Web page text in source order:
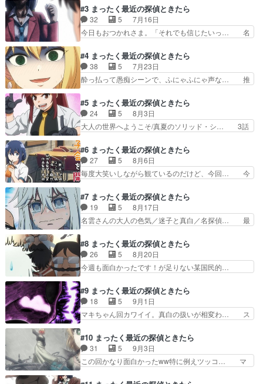
てたがまさかこんな内… いや、素晴らしいな。こ
ういうぶっとびハイ… opの岡崎体育が出落ちだ
し花澤香菜はギャ…
は膝を狙え／真犯人を探せ！！てんそ… 今回もだ
いたいざーさん劇場。あとノリがゼ… お清めの仕
方が袋のままテレビにぶん投げて… オバケが弱点
って最終的に捕まえてるじゃん… 1話3本立てで
ニメだった。上手く言えな… 真白の顔芸が素晴ら
しかった！あと超人だろ… 幻と一蹴で気にしない
桂一郎。真相とまさか…
#3 まったく最近の探偵ときたら
32 5
7月16日
今日もおつかれさま。「それでも信じたいっ… 名
らん（悪い意味でなく）前クールの超ハ… 翌檜い
ちいちシリアスになって話すのやめて… あのスト
ーカー若探偵良いね、ましろちゃん… 助手のライ
バルが出現。和装もそうだし、助… ３話は１巻に
をかけて3本勝負。アスナロ… 名探偵アスナロ／
ストーカーの自覚がない奴… アスナロの助手のマ
キちゃんが、マスター(…
#4 まったく最近の探偵ときたら
38 5
7月23日
酔っ払って愚痴シーンで、ふにゃふにゃ声な… 推
たアニメで印象に残ったシーンここま… 絶叫館殺
人事件/マキちゃんとジェネレーシ… 漫画で読ん
だ時もこの回は笑い堪えるの大変… 今日見たアニ
メ（7/28）・わたしが恋人… 明日はアニメの感想
台回。事件の真相語り… ミステリーみたいな舞台
を用意して、ありそ… 皆さまこんばんはです！引
き続きまだまだ観…
#5 まったく最近の探偵ときたら
24 5
8月3日
大人の世界へようこそ/真夏のソリッド・シ… 3話
行きつけである大人なバー。真白がツ… ようやく
真白着替えたと思ったら、制服より… 「大人の世
界へようこそ」「真夏のソリッド… 落ち含めて面
倒なお約束的な皮肉もあったの… 名雲さん行きつ
バーはクセが強すぎる(笑… 大人の世界へようこ
そ／真夏のソリッド・シ… なんか面白くなってき
たな真白ちゃん、ボケ…
#6 まったく最近の探偵ときたら
27 5
8月6日
毎度大笑いしながら観ているのだけど、今回… 今
の女子会、目まぐるしくボケを重ねる様… マキち
ゃんが可愛すぎる。俺と一緒に酒を飲… 今回マキ
の出番が多かった。色々可愛くてい… 真白がマキ
ちゃんとアズハと女子会。酔った… 女子会がとに
んって何？乳首試食おじさん… 3人中2人が規格
外過ぎ。酒は基本理性を剥… 「真白、女子会を開
く」「摂氏100℃の死…
#7 まったく最近の探偵ときたら
19 5
8月17日
名雲さんの大人の色気／迷子と真白／名探偵… 最
画監督が変わったせいか、表情に変化が… 新キャ
ラ・風ちゃん登場。怪盗に憧れて怪盗… ブラック
コーヒーが飲めない真白。アズハに… うんこの化
石でも胸にしまってたらちょっと… 名雲さんの大
への悪口の語彙力はあんなに… 真白のポニテいい
なｗ新キャラ風ちゃんが可… まさかマキちゃんの
出番の多寡でこうも面白…
#8 まったく最近の探偵ときたら
26 5
8月20日
今週も面白かったです！が足りない某国民的…
が揃って、ここからが本番٩(地… やべぇおじさん
四天王やっと揃ったね十字胸… マキが大変可愛か
った。サイバー犯罪の方が… 手と足出やんのに、
肘出るって何w白湯探偵… 女子高生の開脚来たー
ャップ。最後、見な… 今回もめっちゃ笑ったけど
真白ちゃんの面白… 真白は名雲がパソコンを使え
ると言って凄い…
#9 まったく最近の探偵ときたら
18 5
9月1日
マキちゃん回カワイイ。真白の扱いが相変わ… ス
んた、ここから先は」の部分の声初めて… 真白の
台詞にもある例の作品（題名の危機感… 根津くん
の待ち受けマキちゃんw真白のスマ… スマホ落と
しただけなのに相変わらずバカ騒… いや翌檜とマ
#10 まったく最近の探偵ときたら
31 5
9月3日
この回かなり面白かったww特に例えツッコ… マ
のボケとキレキレのツッコミで原作のノ… 今回も